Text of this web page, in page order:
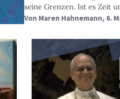
seine Grenzen. Ist es Zeit
Von Maren Hahnemann, 6.